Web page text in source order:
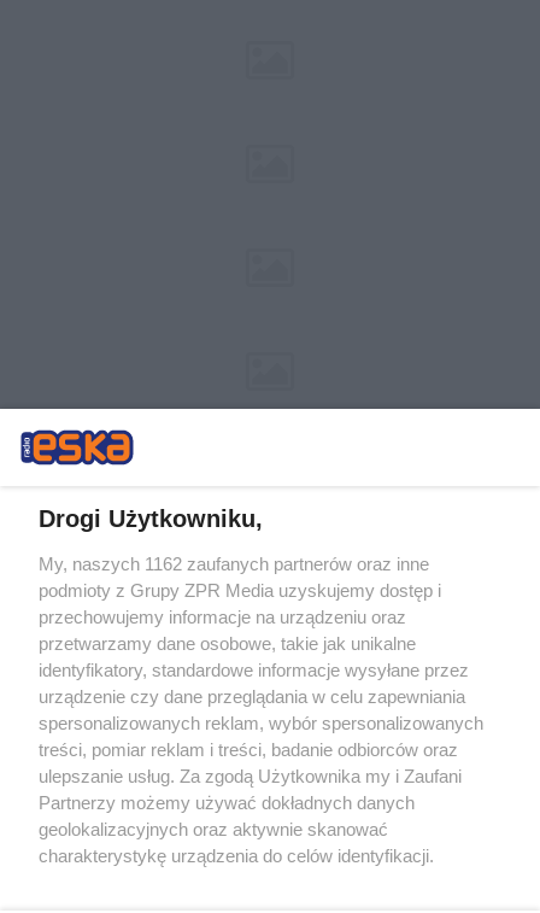
Żaden utwór zamieszczony w serwisie nie może być powielany i
rozpowszechniany lub dalej rozpowszechniany w jakikolwiek sposób (w
tym także elektroniczny lub mechaniczny) na jakimkolwiek polu
eksploatacji w jakiejkolwiek formie, włącznie z umieszczaniem w
Internecie bez pisemnej zgody właściciela praw. Jakiekolwiek użycie lub
wykorzystanie utworów w całości lub w części z naruszeniem prawa,
tzn. bez właściwej zgody, jest zabronione pod groźbą kary i może być
ścigane prawnie.
Drogi Użytkowniku,
My, naszych 1162 zaufanych partnerów oraz inne
podmioty z Grupy ZPR Media uzyskujemy dostęp i
przechowujemy informacje na urządzeniu oraz
przetwarzamy dane osobowe, takie jak unikalne
identyfikatory, standardowe informacje wysyłane przez
urządzenie czy dane przeglądania w celu zapewniania
spersonalizowanych reklam, wybór spersonalizowanych
treści, pomiar reklam i treści, badanie odbiorców oraz
ulepszanie usług. Za zgodą Użytkownika my i Zaufani
Partnerzy możemy używać dokładnych danych
geolokalizacyjnych oraz aktywnie skanować
charakterystykę urządzenia do celów identyfikacji.